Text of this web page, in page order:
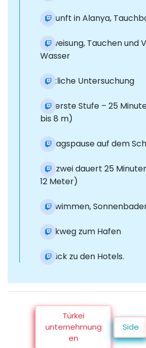
Ankunft in Alanya,
Einweisung, Tauchen und
Wasser
Ärztliche Untersuchung
Die erste Stufe – 25
bis 8 m)
Mittagspause auf dem
Teil zwei dauert 25
12 Meter)
Schwimmen,
Rückweg zum Hafen
Zurück zu den Hotels.
Türkei
unternehmung
en
Side